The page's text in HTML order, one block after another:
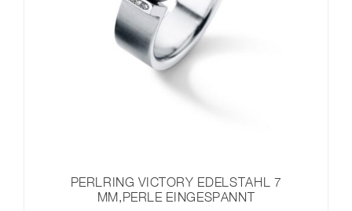
PERLRING VICTORY EDELSTAHL 7
MM,PERLE EINGESPANNT